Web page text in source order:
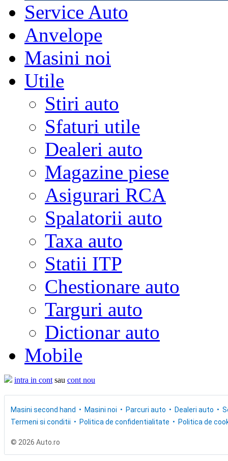
Service Auto
Anvelope
Masini noi
Utile
Stiri auto
Sfaturi utile
Dealeri auto
Magazine piese
Asigurari RCA
Spalatorii auto
Taxa auto
Statii ITP
Chestionare auto
Targuri auto
Dictionar auto
Mobile
intra in cont sau cont nou
Masini second hand Masini noi Parcuri auto Dealeri auto
Termeni si conditii
Politica de confidentialitate Politica de
© 2026 Auto.ro